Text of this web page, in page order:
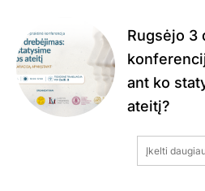
Rugsėjo 3
ant ko
ateitį?
Įkelti